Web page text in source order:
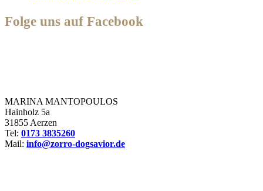
Folge uns auf Facebook
MARINA MANTOPOULOS
Hainholz 5a
31855 Aerzen
Tel: 0173 3835260
Mail: info@zorro-dogsavior.de